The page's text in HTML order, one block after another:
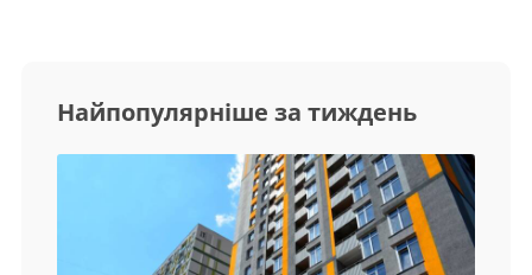
Найпопулярніше за тиждень